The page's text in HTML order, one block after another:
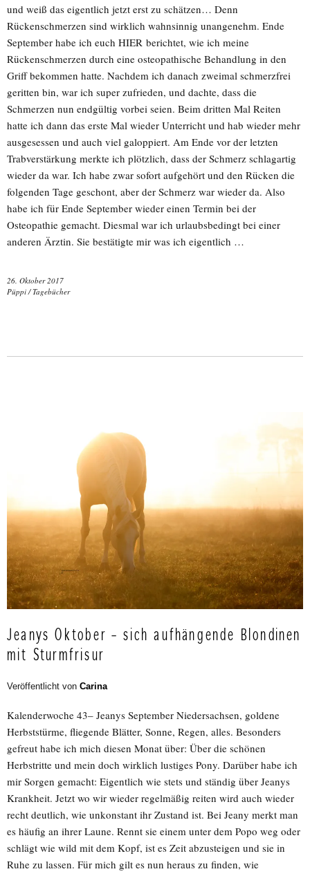
und weiß das eigentlich jetzt erst zu schätzen… Denn
Rückenschmerzen sind wirklich wahnsinnig unangenehm. Ende
September habe ich euch HIER berichtet, wie ich meine
Rückenschmerzen durch eine osteopathische Behandlung in den
Griff bekommen hatte. Nachdem ich danach zweimal schmerzfrei
geritten bin, war ich super zufrieden, und dachte, dass die
Schmerzen nun endgültig vorbei seien. Beim dritten Mal Reiten
hatte ich dann das erste Mal wieder Unterricht und hab wieder mehr
ausgesessen und auch viel galoppiert. Am Ende vor der letzten
Trabverstärkung merkte ich plötzlich, dass der Schmerz schlagartig
wieder da war. Ich habe zwar sofort aufgehört und den Rücken die
folgenden Tage geschont, aber der Schmerz war wieder da. Also
habe ich für Ende September wieder einen Termin bei der
Osteopathie gemacht. Diesmal war ich urlaubsbedingt bei einer
anderen Ärztin. Sie bestätigte mir was ich eigentlich …
26. Oktober 2017
Püppi /Tagebücher
Jeanys Oktober – sich aufhängende Blondinen
mit Sturmfrisur
Veröffentlicht von Carina
Kalenderwoche 43– Jeanys September Niedersachsen, goldene
Herbststürme, fliegende Blätter, Sonne, Regen, alles. Besonders
gefreut habe ich mich diesen Monat über: Über die schönen
Herbstritte und mein doch wirklich lustiges Pony. Darüber habe ich
mir Sorgen gemacht: Eigentlich wie stets und ständig über Jeanys
Krankheit. Jetzt wo wir wieder regelmäßig reiten wird auch wieder
recht deutlich, wie unkonstant ihr Zustand ist. Bei Jeany merkt man
es häufig an ihrer Laune. Rennt sie einem unter dem Popo weg oder
schlägt wie wild mit dem Kopf, ist es Zeit abzusteigen und sie in
Ruhe zu lassen. Für mich gilt es nun heraus zu finden, wie